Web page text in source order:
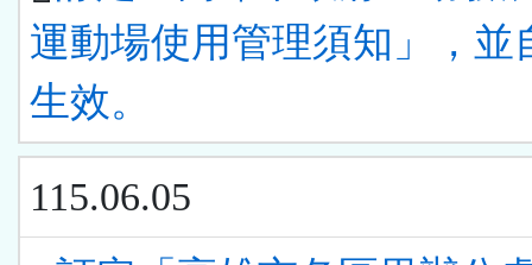
運動場使用管理須知」，並
生效。
115.06.05